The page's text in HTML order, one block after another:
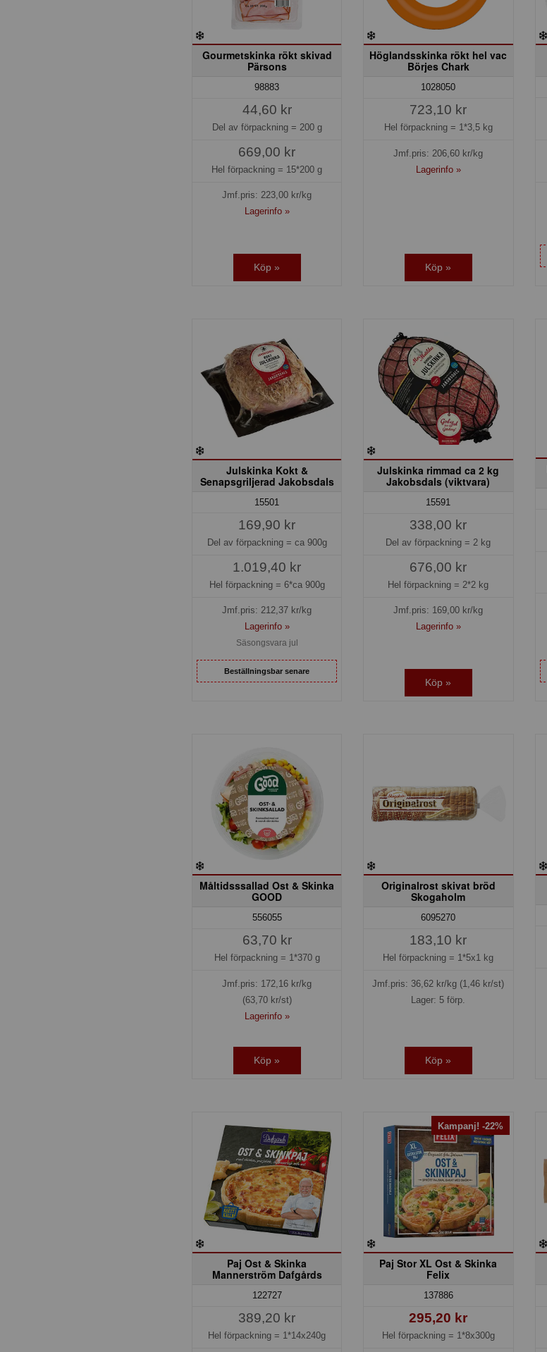
Gourmetskinka rökt skivad
Pärsons
98883
44,60 kr
Del av förpackning = 200 g
669,00 kr
Hel förpackning = 15*200 g
Jmf.pris:223,00 kr/kg
Lagerinfo »
Köp »
Höglandsskinka rökt hel vac
Börjes Chark
1028050
723,10 kr
Hel förpackning = 1*3,5 kg
Jmf.pris: 206,60 kr/kg
Lagerinfo »
Köp »
Julskinka Kokt &
Senapsgriljerad Jakobsdals
15501
169,90 kr
Del av förpackning = ca 900g
1.019,40 kr
Hel förpackning = 6*ca 900g
Jmf.pris:212,37 kr/kg
Lagerinfo »
Säsongsvara jul
Beställningsbar senare
Julskinka rimmad ca 2 kg
Jakobsdals (viktvara)
15591
338,00 kr
Del av förpackning = 2 kg
676,00 kr
Hel förpackning = 2*2 kg
Jmf.pris: 169,00 kr/kg
Lagerinfo »
Köp »
Måltidsssallad Ost & Skinka
GOOD
556055
63,70 kr
Hel förpackning = 1*370 g
Jmf.pris: 172,16 kr/kg
(63,70 kr/st)
Lagerinfo »
Köp »
Originalrost skivat bröd
Skogaholm
6095270
183,10 kr
Hel förpackning = 1*5x1 kg
Jmf.pris: 36,62 kr/kg (1,46 kr/st)
Lager: 5 förp.
Köp »
Paj Ost & Skinka
Mannerström Dafgårds
122727
389,20 kr
Hel förpackning = 1*14x240g
Kampanj! -22%
Paj Stor XL Ost & Skinka
Felix
137886
295,20 kr
Hel förpackning = 1*8x300g